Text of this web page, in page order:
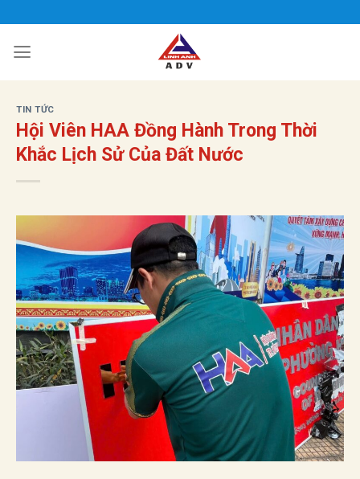
qua
nội
TIN TỨC
Hội Viên HAA Đồng Hành Trong Thời
Khắc Lịch Sử Của Đất Nước